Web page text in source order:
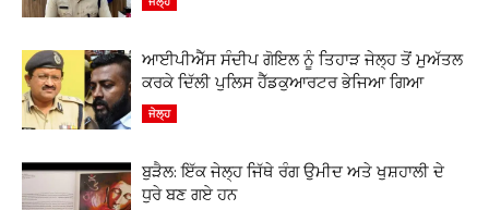
ਆਈਪੀਐੱਸ ਸੰਦੀਪ ਗੋਇਲ ਨੂੰ ਤਿਹਾੜ ਜੇਲ੍ਹ ਤੋਂ ਮੁਅੱਤਲ
ਕਰਕੇ ਦਿੱਲੀ ਪੁਲਿਸ ਹੈੱਡਕੁਆਰਟਰ ਭੇਜਿਆ ਗਿਆ
ਜੇਲ੍ਹ
ਬੁੜੈਲ: ਇੱਕ ਜੇਲ੍ਹ ਜਿੱਥੇ ਰੰਗ ਉਮੀਦ ਅਤੇ ਖੁਸ਼ਹਾਲੀ ਦੇ
ਧੁਰੇ ਬਣ ਗਏ ਹਨ